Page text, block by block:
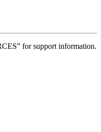
for support information.